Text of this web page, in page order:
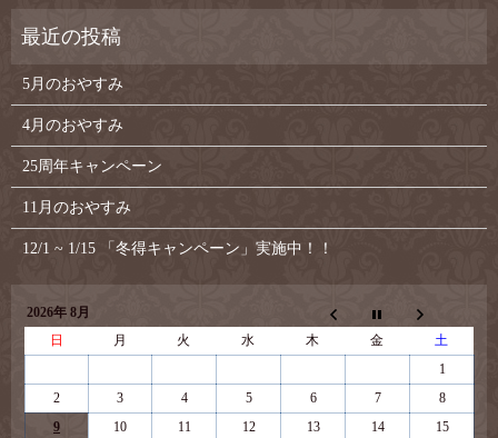
5月のおやすみ
4月のおやすみ
25周年キャンペーン
11月のおやすみ
12/1 ~ 1/15 「冬得キャンペーン」実施中！！
2026年 8月
日
月 火 水 木 金
土
1
2
3 4 5 6 7
8
9
10 11 12 13 14
15